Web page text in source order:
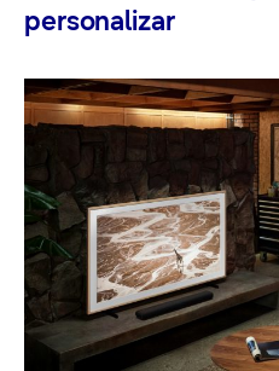
personalizar